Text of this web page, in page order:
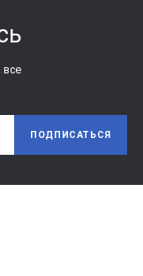
все
ПОДПИСАТЬСЯ